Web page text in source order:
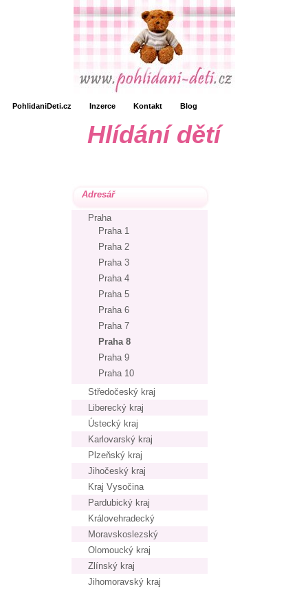
PohlidaniDeti.cz Inzerce Kontakt Blog
Hlídání dětí
Adresář
Praha
Praha 1
Praha 2
Praha 3
Praha 4
Praha 5
Praha 6
Praha 7
Praha 8
Praha 9
Praha 10
Středočeský kraj
Liberecký kraj
Ústecký kraj
Karlovarský kraj
Plzeňský kraj
Jihočeský kraj
Kraj Vysočina
Pardubický kraj
Královehradecký
Moravskoslezský
Olomoucký kraj
Zlínský kraj
Jihomoravský kraj